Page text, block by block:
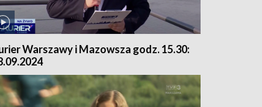
Warszawy i Mazowsza godz. 15.30: